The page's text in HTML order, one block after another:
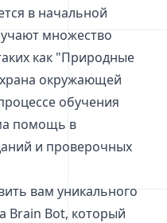
в начальной
множество
как "Природные
окружающей
обучения
помощь в
и проверочных
вам уникального
Brain Bot, который